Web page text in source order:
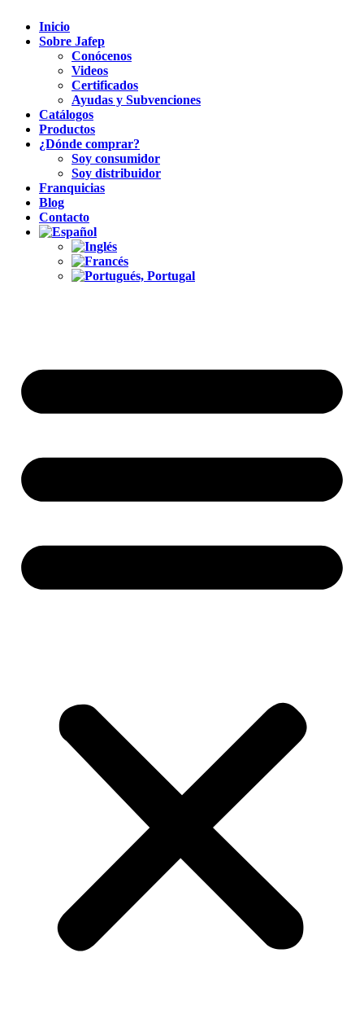
Inicio
Sobre Jafep
Conócenos
Videos
Certificados
Ayudas y Subvenciones
Catálogos
Productos
¿Dónde comprar?
Soy consumidor
Soy distribuidor
Franquicias
Blog
Contacto